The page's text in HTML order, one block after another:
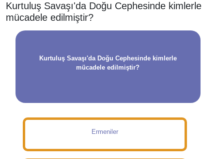
Kurtuluş Savaşı'da Doğu Cephesinde kimlerle
mücadele edilmiştir?
Kurtuluş Savaşı'da Doğu Cephesinde kimlerle
mücadele edilmiştir?
Ermeniler